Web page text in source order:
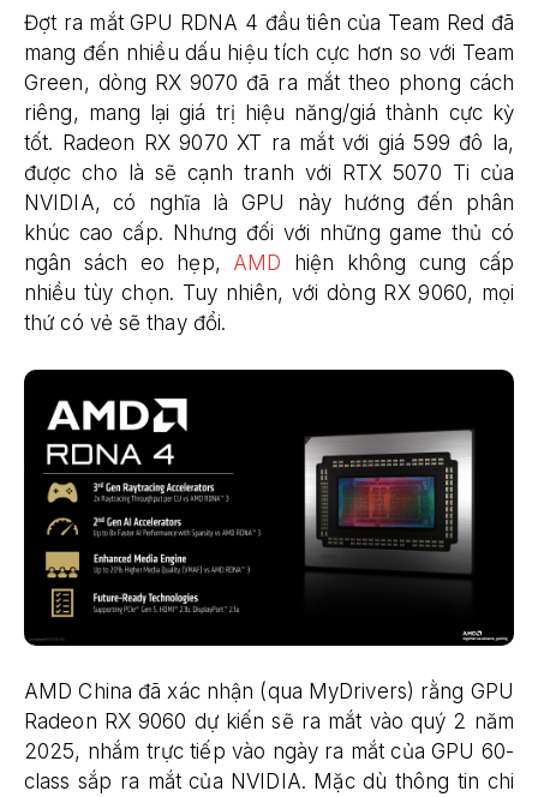
Đợt ra mắt GPU RDNA 4 đầu tiên của Team Red đã
mang đến nhiều dấu hiệu tích cực hơn so với Team
Green, dòng RX 9070 đã ra mắt theo phong cách
riêng, mang lại giá trị hiệu năng/giá thành cực kỳ
tốt. Radeon RX 9070 XT ra mắt với giá 599 đô la,
được cho là sẽ cạnh tranh với RTX 5070 Ti của
NVIDIA, có nghĩa là GPU này hướng đến phân
khúc cao cấp. Nhưng đối với những game thủ có
ngân sách eo hẹp, AMD hiện không cung cấp
nhiều tùy chọn. Tuy nhiên, với dòng RX 9060, mọi
thứ có vẻ sẽ thay đổi.
AMD China đã xác nhận (qua MyDrivers) rằng GPU
Radeon RX 9060 dự kiến ​​sẽ ra mắt vào quý 2 năm
2025, nhắm trực tiếp vào ngày ra mắt của GPU 60-
class sắp ra mắt của NVIDIA. Mặc dù thông tin chi